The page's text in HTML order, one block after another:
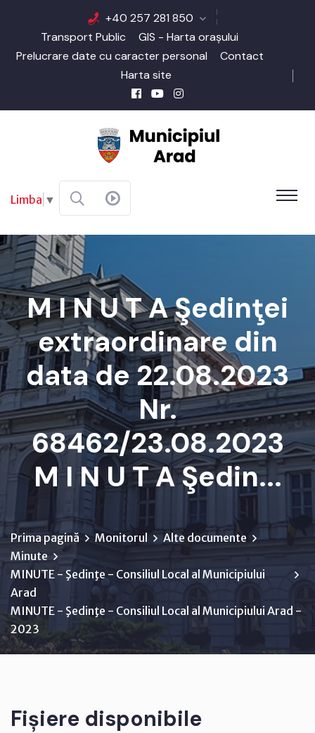
+40 257 281 850
Transport Public
GIS - Harta orașului
Prelucrare date cu caracter personal
Contact
Harta site
Limba ▼
M I N U T A Şedinţei
extraordinare din
data de 22.08.2023
Nr.
68462/23.08.2023
M I N U T A Şedin...
Prima pagină Monitorul
Alte documente
Minute
MINUTE - Şedinţe - Consiliul Local al Municipiului
Arad
MINUTE - Şedinţe - Consiliul Local al Municipiului Arad -
2023
Fișiere disponibile